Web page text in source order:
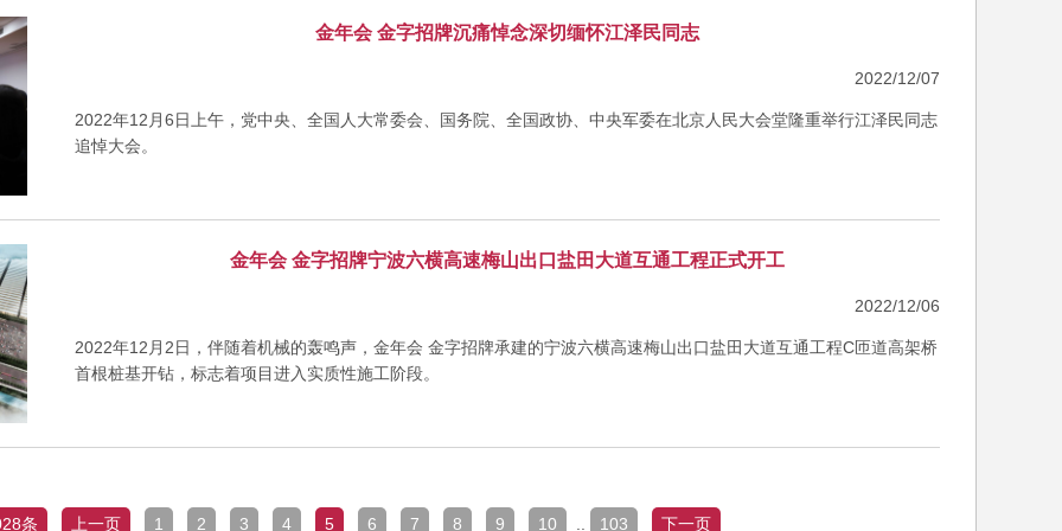
金年会 金字招牌沉痛悼念深切缅怀江泽民同志
2022/12/07
2022年12月6日上午，党中央、全国人大常委会、国务院、全国政协、中央军委在北京人民大会堂隆重举行江泽民同志
追悼大会。
金年会 金字招牌宁波六横高速梅山出口盐田大道互通工程正式开工
2022/12/06
2022年12月2日，伴随着机械的轰鸣声，金年会 金字招牌承建的宁波六横高速梅山出口盐田大道互通工程C匝道高架桥
首根桩基开钻，标志着项目进入实质性施工阶段。
条 上一页 1 2 3 4 5 6 7 8 9 10 103 下一页